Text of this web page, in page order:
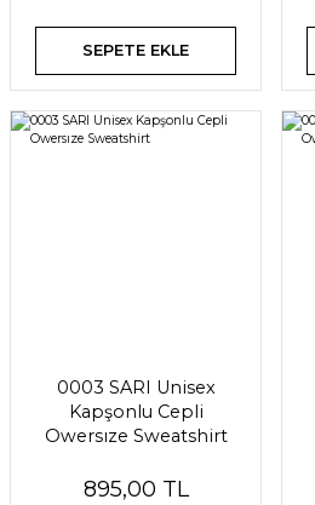
SEPETE EKLE
0003 SARI Unisex
Kapşonlu Cepli
Owersıze Sweatshirt
895,00 TL